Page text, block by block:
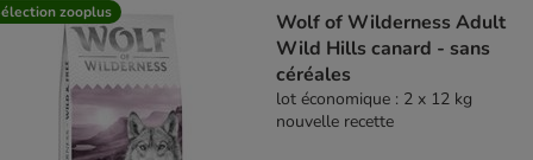
zooplus
Wolf of Wilderness Adult
Wild Hills canard - sans
céréales
lot économique : 2 x 12 kg
nouvelle recette